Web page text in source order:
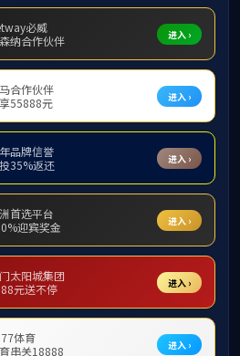
“说乎论坛”系列讲